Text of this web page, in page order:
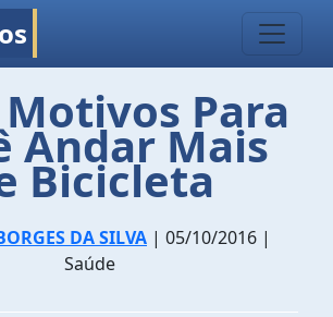
Para
Andar Mais
Bicicleta
DA SILVA | 05/10/2016 |
Saúde